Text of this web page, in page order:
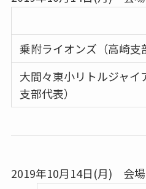
乗附ライオンズ（高崎支
大間々東小リトルジャイ
支部代表）
2019年10月14日(月) 会場